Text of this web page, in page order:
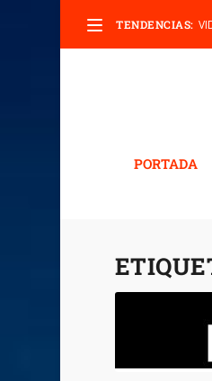
TENDENCIAS:
PORTADA